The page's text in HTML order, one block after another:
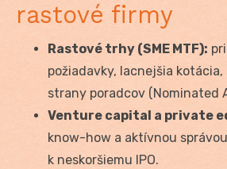
rastové firmy
Rastové trhy (SME MTF):
požiadavky, lacnejšia
strany poradcov (Nominated
Venture capital a private
know-how a aktívnou
k neskoršiemu IPO.